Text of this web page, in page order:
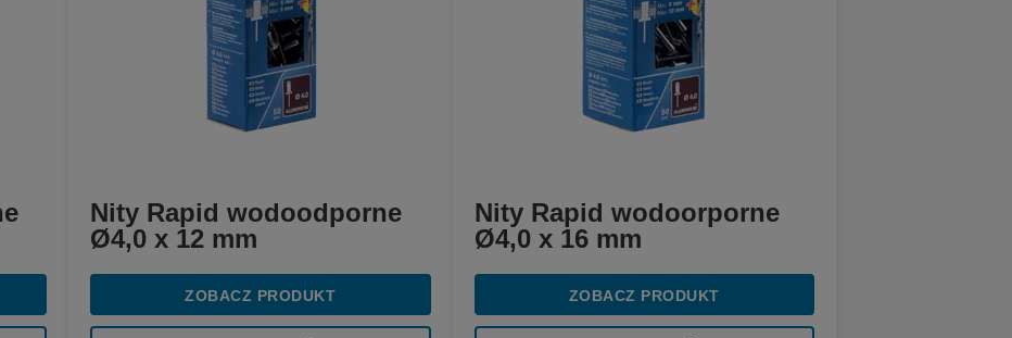
Nity Rapid wodoodporne
Ø4,0 x 12 mm
ZOBACZ PRODUKT
Nity Rapid wodoorporne
Ø4,0 x 16 mm
ZOBACZ PRODUKT